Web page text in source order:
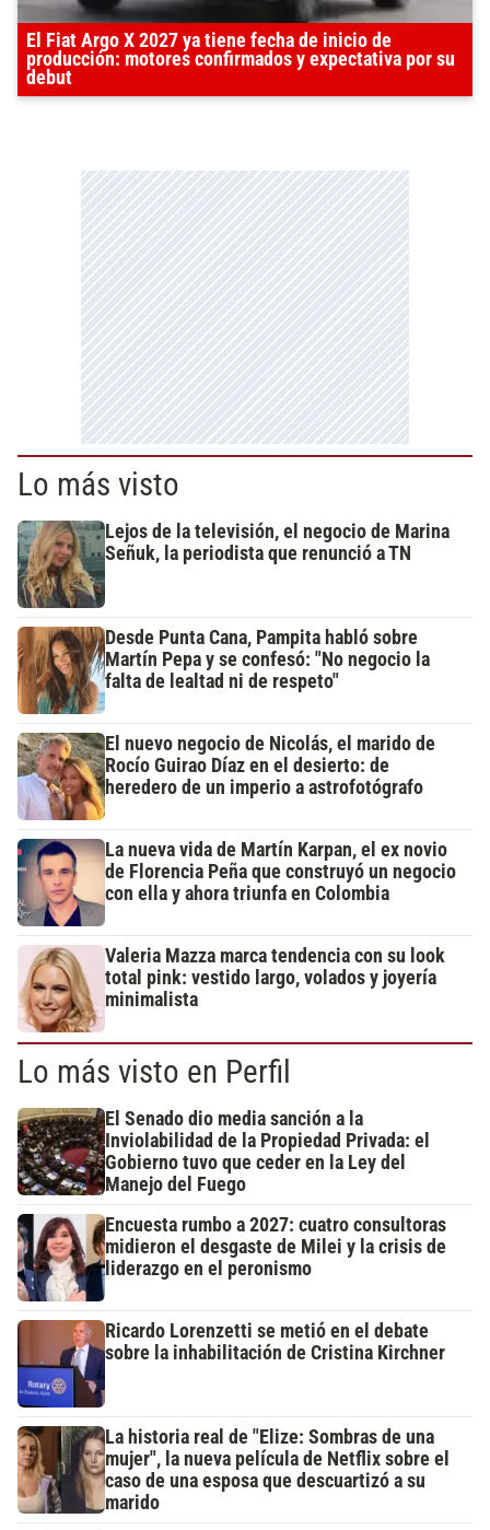
El Fiat Argo X 2027 ya tiene fecha de inicio de
producción: motores confirmados y expectativa por su
debut
Lo más visto
Lejos de la televisión, el negocio de Marina
Señuk, la periodista que renunció a TN
Desde Punta Cana, Pampita habló sobre
Martín Pepa y se confesó: "No negocio la
falta de lealtad ni de respeto"
El nuevo negocio de Nicolás, el marido de
Rocío Guirao Díaz en el desierto: de
heredero de un imperio a astrofotógrafo
La nueva vida de Martín Karpan, el ex novio
de Florencia Peña que construyó un negocio
con ella y ahora triunfa en Colombia
Valeria Mazza marca tendencia con su look
total pink: vestido largo, volados y joyería
minimalista
Lo más visto en Perfil
El Senado dio media sanción a la
Inviolabilidad de la Propiedad Privada: el
Gobierno tuvo que ceder en la Ley del
Manejo del Fuego
Encuesta rumbo a 2027: cuatro consultoras
midieron el desgaste de Milei y la crisis de
liderazgo en el peronismo
Ricardo Lorenzetti se metió en el debate
sobre la inhabilitación de Cristina Kirchner
La historia real de "Elize: Sombras de una
mujer", la nueva película de Netflix sobre el
caso de una esposa que descuartizó a su
marido